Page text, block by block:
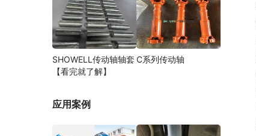
SHOWELL传动轴轴套
【看完就了解】
C系列传动轴
应用案例